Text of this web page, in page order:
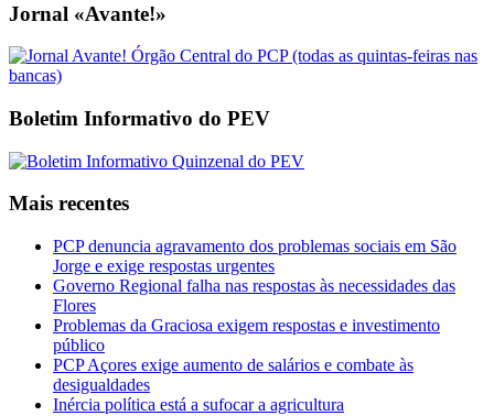
Jornal «Avante!»
Boletim Informativo do PEV
Mais recentes
PCP denuncia agravamento dos problemas sociais em São
Jorge e exige respostas urgentes
Governo Regional falha nas respostas às necessidades das
Flores
Problemas da Graciosa exigem respostas e investimento
público
PCP Açores exige aumento de salários e combate às
desigualdades
Inércia política está a sufocar a agricultura